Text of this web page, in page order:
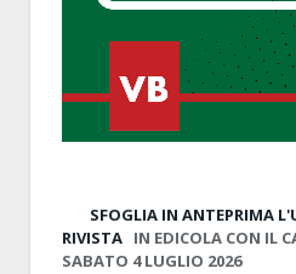
SFOGLIA IN ANTEPRIMA
RIVISTA IN EDICOLA CON IL
SABATO 4 LUGLIO 2026